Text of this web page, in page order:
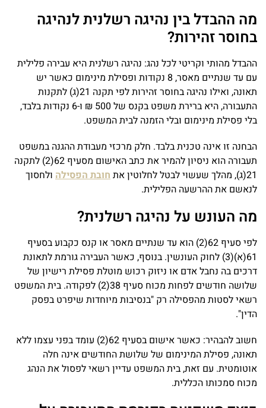
מה ההבדל בין נהיגה רשלנית לנהיגה
בחוסר זהירות?
ההבדל מהותי וקריטי לכל נהג: נהיגה רשלנית היא עבירה פלילית
עם עד שנתיים מאסר, 8 נקודות ופסילת מינימום כאשר יש
תאונה, ואילו נהיגה בחוסר זהירות לפי תקנה 21(ג) לתקנות
התעבורה, היא ברירת משפט בקנס של 500 ₪ ו-6 נקודות בלבד,
בלי פסילת מינימום ובלי הזמנה לבית המשפט.
הבחנה זו אינה טכנית בלבד. חלק מרכזי מעבודת ההגנה במשפט
תעבורה הוא ניסיון להמיר את כתב האישום מסעיף 62(2) לתקנה
21(ג), מהלך שעשוי לבטל לחלוטין את
חובת הפסילה ולחסוך
לנאשם את ההרשעה הפלילית.
מה העונש על נהיגה רשלנית?
לפי סעיף 62(2) הוא עד שנתיים מאסר או קנס כקבוע בסעיף
61(א)(3) לחוק העונשין. בנוסף, כאשר העבירה גורמת לתאונת
דרכים בה נחבל אדם או ניזוק רכוש מוטלת פסילת רישיון של
שלושה חודשים לפחות מכוח סעיף 38(2) לפקודה. בית המשפט
רשאי לסטות מהפסילה רק "בנסיבות מיוחדות שיפרט בפסק
הדין".
חשוב להבהיר: כאשר אישום בסעיף 62(2) עומד בפני עצמו ללא
תאונה, פסילת המינימום של שלושת החודשים אינה חלה
אוטומטית. עם זאת, בית המשפט עדיין רשאי לפסול את הנהג
מכוח סמכותו הכללית.